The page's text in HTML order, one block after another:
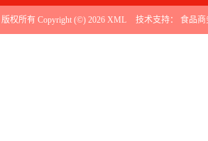
版权所有 Copyright (©) 2026 XML 技术支持： 食品商